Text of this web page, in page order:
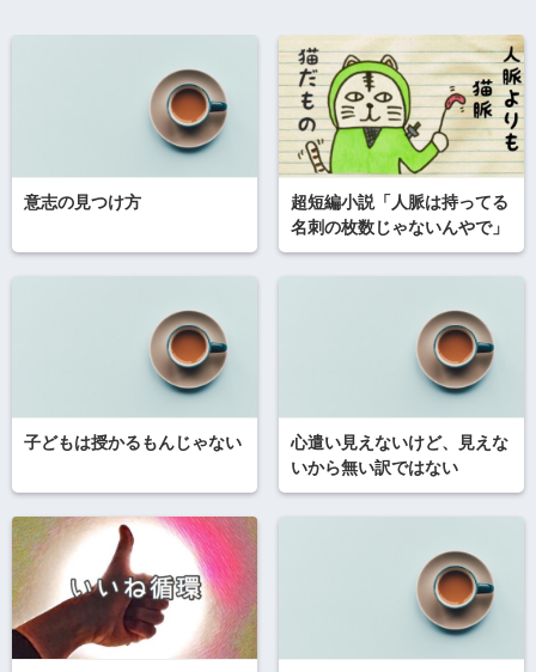
意志の見つけ方
超短編小説「人脈は持ってる
名刺の枚数じゃないんやで」
子どもは授かるもんじゃない
心遣い見えないけど、見えな
いから無い訳ではない